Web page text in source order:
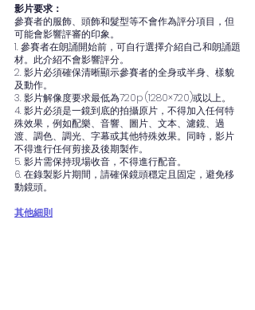
影片要求：
參賽者的服飾、頭飾和髮型等不會作為評分項目，但
可能會影響評審的印象。
1. 參賽者在朗誦開始前，可自行選擇介紹自己和朗誦題
材。此介紹不會影響評分。
2. 影片必須確保清晰顯示參賽者的全身或半身、樣貌
及動作。
3. 影片解像度要求最低為720p (1280×720)或以上。
4. 影片必須是一鏡到底的拍攝原片，不得加入任何特
殊效果，例如配樂、音響、圖片、文本、濾鏡、過
渡、調色、調光、字幕或其他特殊效果。同時，影片
不得進行任何剪接及後期製作。
5. 影片需保持現場收音，不得進行配音。
6. 在錄製影片期間，請確保鏡頭穩定且固定，避免移
動鏡頭。
其他細則